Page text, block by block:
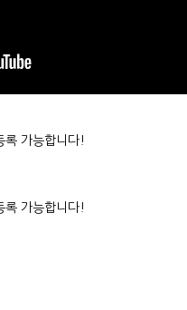
록 가능합니다!
록 가능합니다!